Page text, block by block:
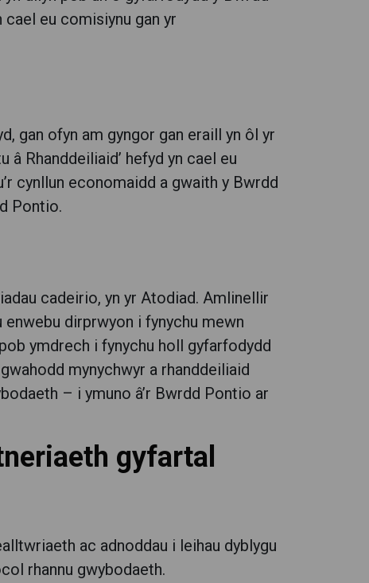
cael eu comisiynu gan yr
gan ofyn am gyngor gan eraill yn ôl yr
â Rhanddeiliaid’ hefyd yn cael eu
cynllun economaidd a gwaith y Bwrdd
Pontio.
cadeirio, yn yr Atodiad. Amlinellir
dirprwyon i fynychu mewn
ymdrech i fynychu holl gyfarfodydd
mynychwyr a rhanddeiliaid
– i ymuno â’r Bwrdd Pontio ar
gyfartal
ac adnoddau i leihau dyblygu
rhannu gwybodaeth.